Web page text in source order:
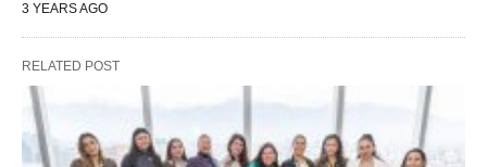
3 YEARS AGO
RELATED POST